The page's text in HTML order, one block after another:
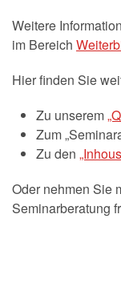
Weitere
im Bereich
Hier finden Sie
Zu unserem
Zum
Zu den
Oder nehmen Sie
Seminarberatung